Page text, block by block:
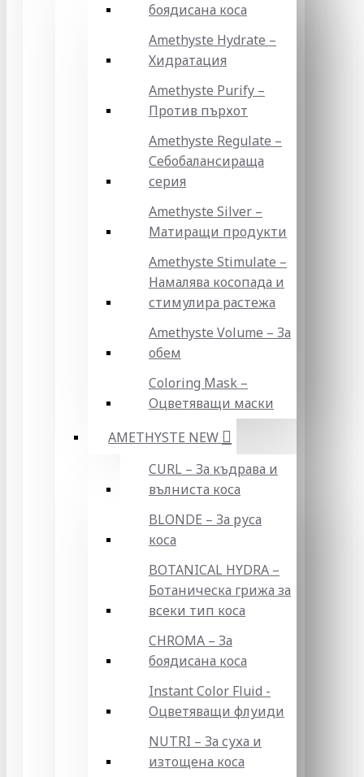
боядисана коса
Amethyste Hydrate –
Хидратация
Amethyste Purify –
Против пърхот
Amethyste Regulate –
Себобалансираща
серия
Amethyste Silver –
Матиращи продукти
Amethyste Stimulate –
Намалява косопада и
стимулира растежа
Amethyste Volume – За
обем
Coloring Mask –
Оцветяващи маски
AMETHYSTE NEW
CURL – За къдрава и
вълниста коса
BLONDE – За руса
коса
BOTANICAL HYDRA –
Ботаническа грижа за
всеки тип коса
CHROMA – За
боядисана коса
Instant Color Fluid -
Оцветяващи флуиди
NUTRI – За суха и
изтощена коса